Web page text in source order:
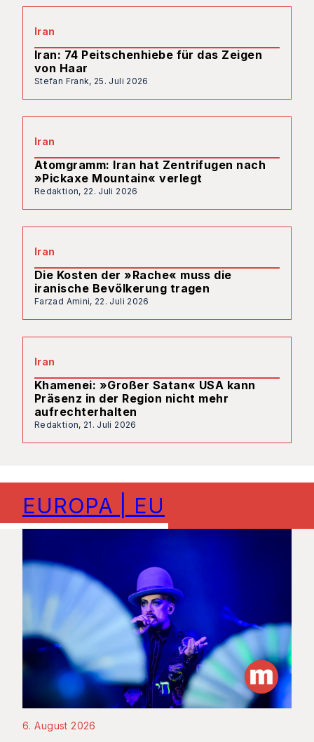
Iran
Iran: 74 Peitschenhiebe für das Zeigen
von Haar
Stefan Frank, 25. Juli 2026
Iran
Atomgramm: Iran hat Zentrifugen nach
»Pickaxe Mountain« verlegt
Redaktion, 22. Juli 2026
Iran
Die Kosten der »Rache« muss die
iranische Bevölkerung tragen
Farzad Amini, 22. Juli 2026
Iran
Khamenei: »Großer Satan« USA kann
Präsenz in der Region nicht mehr
aufrechterhalten
Redaktion, 21. Juli 2026
EUROPA | EU
6. August 2026